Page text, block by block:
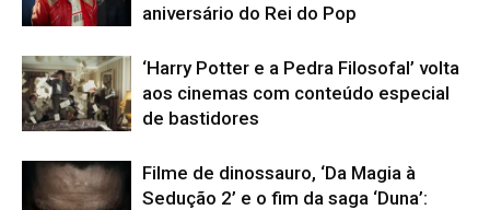
aniversário do Rei do Pop
‘Harry Potter e a Pedra Filosofal’ volta
aos cinemas com conteúdo especial
de bastidores
Filme de dinossauro, ‘Da Magia à
Sedução 2’ e o fim da saga ‘Duna’: